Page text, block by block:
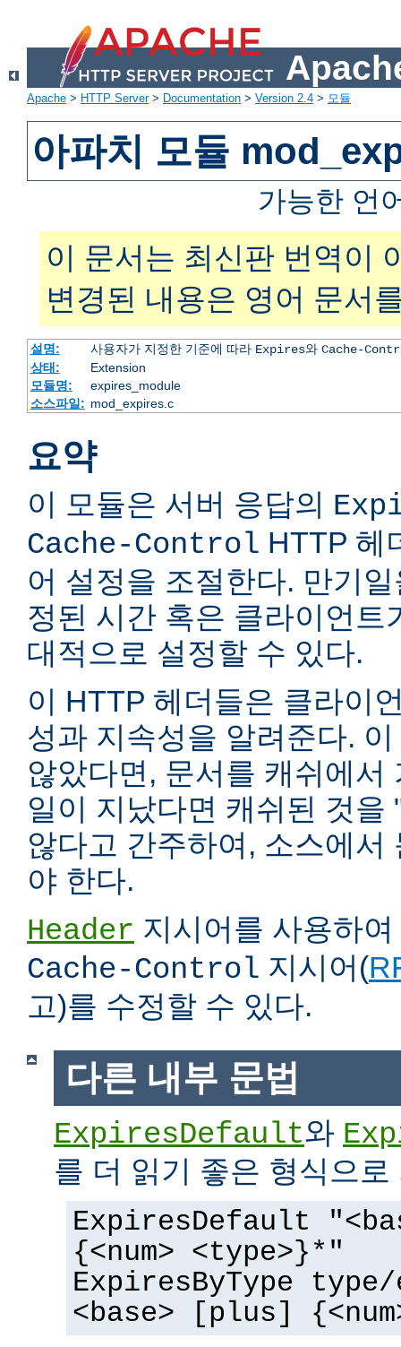
Apache > HTTP Server> Documentation > Version 2.4 > 모듈
아파치 모듈
가능한 언
이 문서는 최신판 번역이
변경된 내용은 영어 문서
설명: 사용자가 지정한 기준에 따라 Expires와 Cache-
상태:
Extension
모듈명:
expires_module
소스파일: mod_expires.c
요약
이 모듈은 서버 응답의
Cache-Control HTTP 헤
어 설정을 조절한다. 만기
정된 시간 혹은 클라이언트
대적으로 설정할 수 있다.
이 HTTP 헤더들은 클라이
성과 지속성을 알려준다.
않았다면, 문서를 캐쉬에서
일이 지났다면 캐쉬된 것을
않다고 간주하여, 소스에서
야 한다.
Header 지시어를 사용하여
Cache-Control 지시어(
고)를 수정할 수 있다.
다른 내부 문법
ExpiresDefault와
를 더 읽기 좋은 형식으
ExpiresDefault
{<num> <type>}*"
ExpiresByType
<base> [plus]